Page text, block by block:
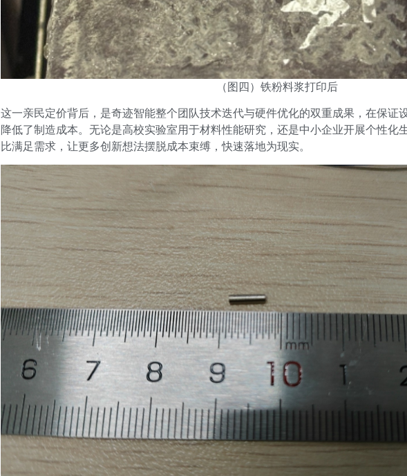
（图四）铁粉料浆打印后
这一亲民定价背后，是奇迹智能整个团队技术迭代与硬件优化的双重成果，在保证
降低了制造成本。无论是高校实验室用于材料性能研究，还是中小企业开展个性化
比满足需求，让更多创新想法摆脱成本束缚，快速落地为现实。